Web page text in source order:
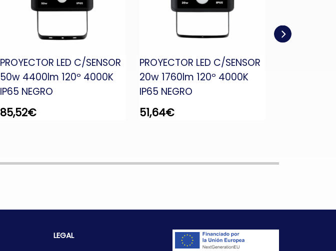
PROYECTOR LED C/SENSOR
50w 4400lm 120º 4000K
IP65 NEGRO
85,52€
PROYECTOR LED C/SENSOR
20w 1760lm 120º 4000K
IP65 NEGRO
51,64€
LEGAL